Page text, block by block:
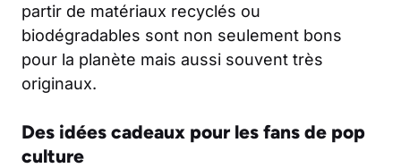
partir de matériaux recyclés ou
biodégradables sont non seulement bons
pour la planète mais aussi souvent très
originaux.
Des idées cadeaux pour les fans de pop
culture